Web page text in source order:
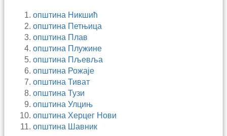
општина Никшић
општина Петњица
општина Плав
општина Плужине
општина Пљевља
општина Рожаје
општина Тиват
општина Тузи
општина Улцињ
општина Херцег Нови
општина Шавник